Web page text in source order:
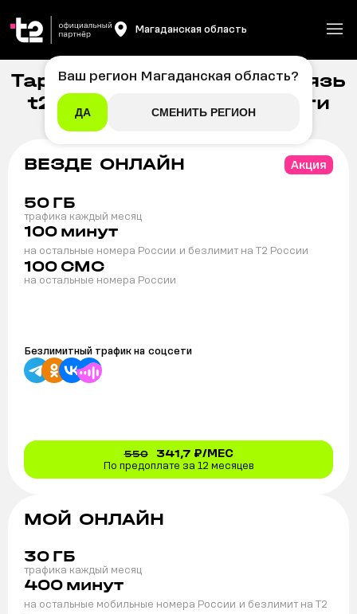
Магаданская область
Главная Мобильная связь
Тарифы на мобильную связь
t2 в Магаданской области
ВЕЗДЕ ОНЛАЙН Акция
50 ГБ
трафика каждый месяц
100 минут
на остальные номера России и безлимит на T2 России
100 СМС
на остальные номера России
Безлимитный трафик на соцсети
550 341,7 ₽/МЕС
По предоплате за 12 месяцев
МОЙ ОНЛАЙН
30 ГБ
трафика каждый месяц
400 минут
на остальные мобильные номера России и безлимит на T2
Ваш регион Магаданская область?
ДА СМЕНИТЬ РЕГИОН